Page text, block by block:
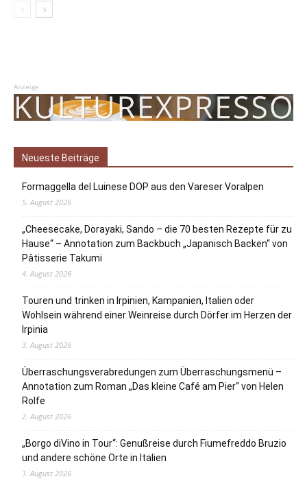
Anzeige
Neueste Beiträge
Formaggella del Luinese DOP aus den Vareser Voralpen
5. August 2026
„Cheesecake, Dorayaki, Sando – die 70 besten Rezepte für zu
Hause“ – Annotation zum Backbuch „Japanisch Backen“ von
Pâtisserie Takumi
4. August 2026
Touren und trinken in Irpinien, Kampanien, Italien oder
Wohlsein während einer Weinreise durch Dörfer im Herzen der
Irpinia
3. August 2026
Überraschungsverabredungen zum Überraschungsmenü –
Annotation zum Roman „Das kleine Café am Pier“ von Helen
Rolfe
2. August 2026
„Borgo diVino in Tour“: Genußreise durch Fiumefreddo Bruzio
und andere schöne Orte in Italien
1. August 2026